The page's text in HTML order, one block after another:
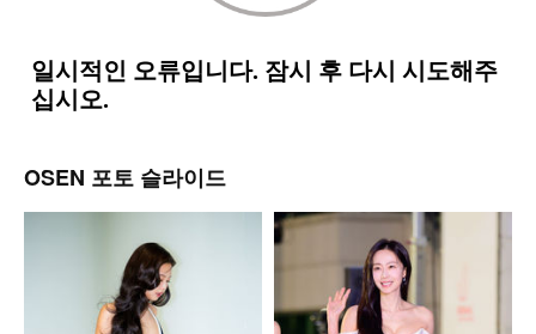
OSEN 포토 슬라이드